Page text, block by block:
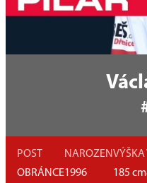
POST
OBRÁNCE
NAROZEN
1996
VÝŠKA
185 cm